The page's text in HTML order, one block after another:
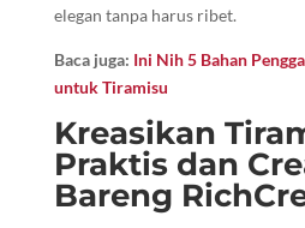
elegan tanpa harus ribet.
Baca juga: Ini Nih 5 Bahan
untuk Tiramisu
Kreasikan
Praktis dan
Bareng